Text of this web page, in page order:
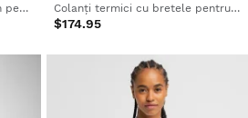
Colanți cu bretele de ciclism pentru femei Colanți termici cu bretele pentru ciclism pe pietriș pentru femei
$174.95